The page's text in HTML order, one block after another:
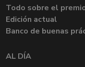
Todo sobre el
Edición actual
Banco de buenas
AL DÍA